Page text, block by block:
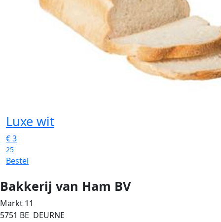
Luxe wit
€3
25
Bestel
Bakkerij van Ham BV
Markt 11
5751 BE DEURNE